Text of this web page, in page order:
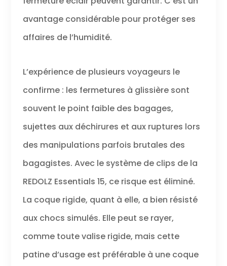
avantage considérable pour protéger ses
affaires de l’humidité.
L’expérience de plusieurs voyageurs le
confirme : les fermetures à glissière sont
souvent le point faible des bagages,
sujettes aux déchirures et aux ruptures lors
des manipulations parfois brutales des
bagagistes. Avec le système de clips de la
REDOLZ Essentials 15, ce risque est éliminé.
La coque rigide, quant à elle, a bien résisté
aux chocs simulés. Elle peut se rayer,
comme toute valise rigide, mais cette
patine d’usage est préférable à une coque